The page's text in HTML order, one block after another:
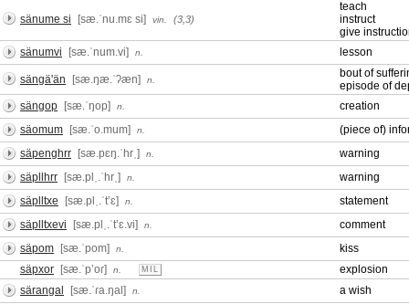
sänume si [sæ.ˈnu.mɛ si] vin. (3,3)
teach
instruct
give
sänumvi
[sæ.ˈnum.vi] n. lesson
sängä'än [sæ.ŋæ.ˈʔæn] n.
bout of
episode of
sängop
[sæ.ˈŋop] n.
creation
säomum
[sæ.ˈo.mum] n.
(piece of)
säpenghrr
[sæ.pɛŋ.ˈhrˌ] n.
warning
säpllhrr
[sæ.plˌ.ˈhrˌ] n.
warning
säplltxe
[sæ.plˌ.ˈtʼɛ] n.
statement
säplltxevi
[sæ.plˌ.ˈtʼɛ.vi] n.
comment
säpom
[sæ.ˈpom] n.
kiss
säpxor
[sæ.ˈpʼoɾ] n. MIL
explosion
särangal
[sæ.ˈɾa.ŋal] n. a wish